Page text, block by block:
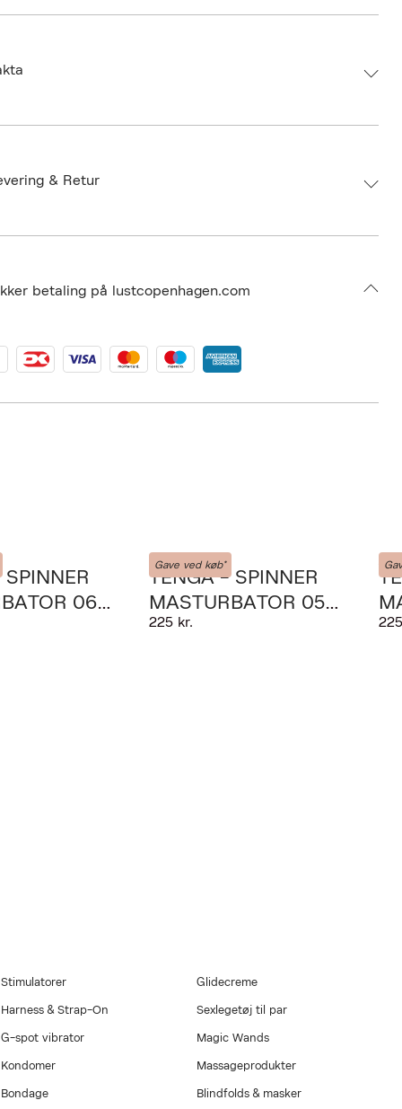
i købet. Gælder
Onlineshop
efter, eller når du
06523729
& Retur
betaling på lustcopenhagen.com
Næste
06
Gave ved køb*
Tenga
TENGA - SPINNER
MASTURBATOR 05
BEADS
225 kr.
Stimulatorer Glidecreme
Harness & Strap-On Sexlegetøj til par
G-spot vibrator Magic Wands
Kondomer Massageprodukter
Bondage Blindfolds & masker